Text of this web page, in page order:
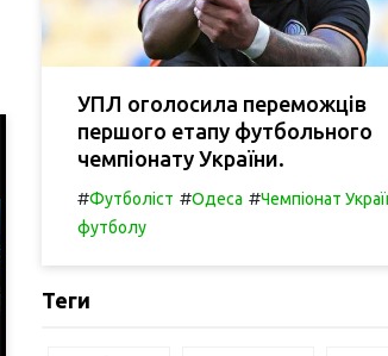
УПЛ оголосила переможців
першого етапу футбольного
чемпіонату України.
#Футболіст #Одеса #Чемпіонат
футболу
Теги